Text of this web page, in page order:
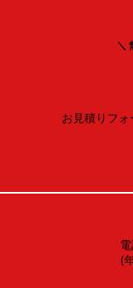
(
お見積りフォ
＼